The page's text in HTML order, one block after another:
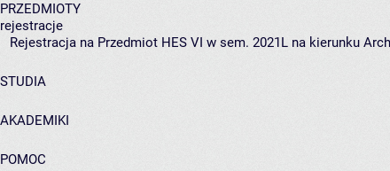
PRZEDMIOTY
rejestracje
Rejestracja na Przedmiot HES VI w sem. 2021L na kierunku
STUDIA
AKADEMIKI
POMOC